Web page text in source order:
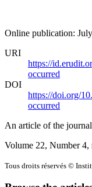
Online publication:
URI
https://
occurred
DOI
https://doi.org/
occurred
An article of the journal
Volume 22, Number 4,
Tous droits réservés ©